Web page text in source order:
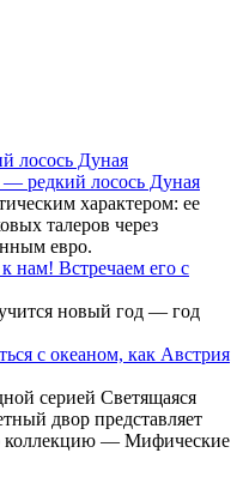
редкий лосось Дуная
характером: ее
талеров через
евро.
нам! Встречаем его с
новый год — год
с океаном, как Австрия
серией Светящаяся
двор представляет
коллекцию — Мифические